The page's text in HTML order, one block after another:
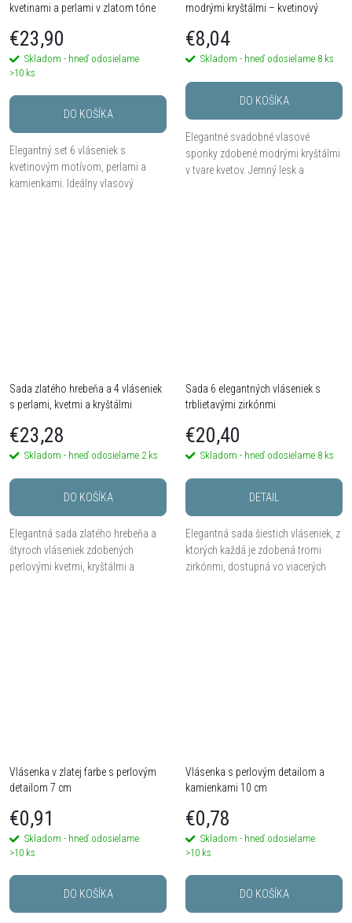
kvetinami a perlami v zlatom tóne
€23,90
Skladom - hneď odosielame
>10 ks
DO KOŠÍKA
Elegantný set 6 vláseniek s
kvetinovým motívom, perlami a
kamienkami. Ideálny vlasový
modrými kryštálmi – kvetinový
€8,04
Skladom - hneď odosielame 8 ks
DO KOŠÍKA
Elegantné svadobné vlasové
sponky zdobené modrými kryštálmi
v tvare kvetov. Jemný lesk a
Sada zlatého hrebeňa a 4 vláseniek
s perlami, kvetmi a kryštálmi
€23,28
Skladom - hneď odosielame 2 ks
DO KOŠÍKA
Elegantná sada zlatého hrebeňa a
štyroch vláseniek zdobených
perlovými kvetmi, kryštálmi a
Sada 6 elegantných vláseniek s
trblietavými zirkónmi
€20,40
Skladom - hneď odosielame 8 ks
DETAIL
Elegantná sada šiestich vláseniek, z
ktorých každá je zdobená tromi
zirkónmi, dostupná vo viacerých
Vlásenka v zlatej farbe s perlovým
detailom 7 cm
€0,91
Skladom - hneď odosielame
>10 ks
DO KOŠÍKA
Vlásenka s perlovým detailom a
kamienkami 10 cm
€0,78
Skladom - hneď odosielame
>10 ks
DO KOŠÍKA